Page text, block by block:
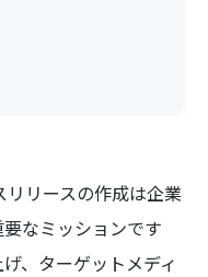
リースの作成は企業
なミッションです
、ターゲットメディ